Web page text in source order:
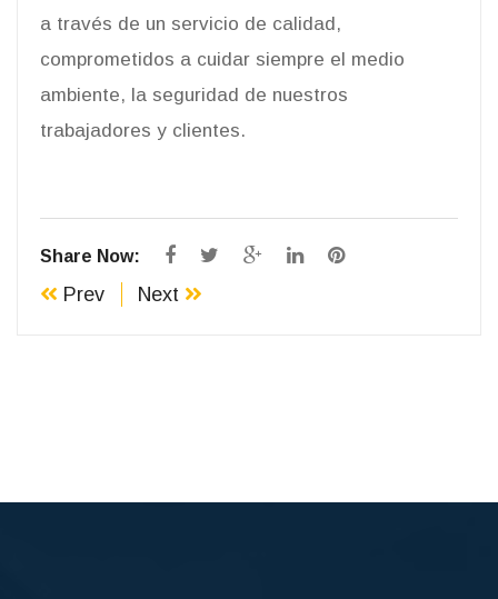
a través de un servicio de calidad,
comprometidos a cuidar siempre el medio
ambiente, la seguridad de nuestros
trabajadores y clientes.
Share Now:
Prev Next